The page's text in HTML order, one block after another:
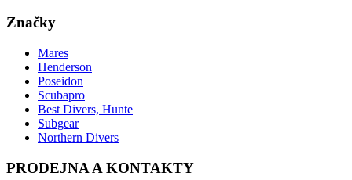
Značky
Mares
Henderson
Poseidon
Scubapro
Best Divers, Hunte
Subgear
Northern Divers
PRODEJNA A KONTAKTY